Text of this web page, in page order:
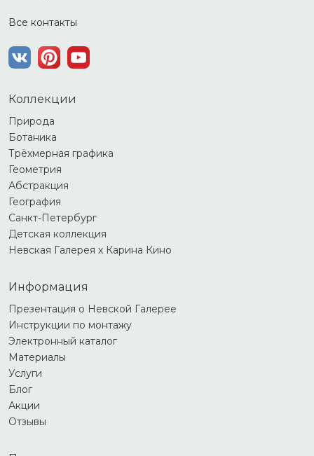
Все контакты
Коллекции
Природа
Ботаника
Трёхмерная графика
Геометрия
Абстракция
География
Санкт-Петербург
Детская коллекция
Невская Галерея х Карина Кино
Информация
Презентация о Невской Галерее
Инструкции по монтажу
Электронный каталог
Материалы
Услуги
Блог
Акции
Отзывы